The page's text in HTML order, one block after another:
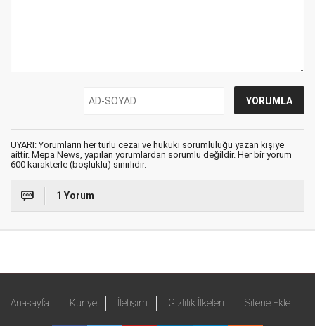
UYARI: Yorumların her türlü cezai ve hukuki sorumluluğu yazan kişiye
aittir. Mepa News, yapılan yorumlardan sorumlu değildir. Her bir yorum
600 karakterle (boşluklu) sınırlıdır.
1 Yorum
Anasayfa Künye İletişim Gizlilik İlkeleri Sitene Ekle